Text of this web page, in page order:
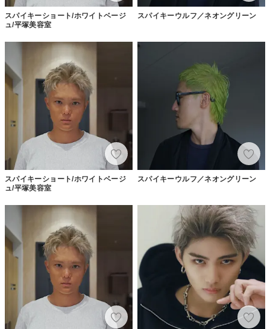
スパイキーショート/ホワイトベージ
ュ/平塚美容室
スパイキーウルフ／ネオングリーン
スパイキーショート/ホワイトベージ
ュ/平塚美容室
スパイキーウルフ／ネオングリーン